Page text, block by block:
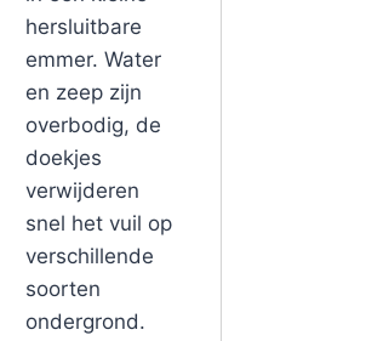
hersluitbare
emmer. Water
en zeep zijn
overbodig, de
doekjes
verwijderen
snel het vuil op
verschillende
soorten
ondergrond.